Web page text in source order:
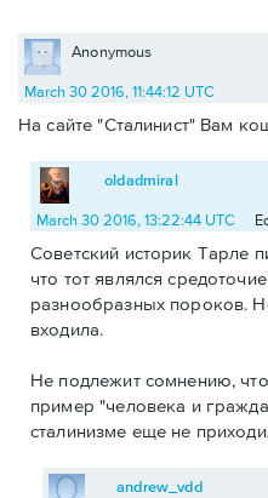
Anonymous
March 30 2016, 11:44:12 UTC
На сайте "Сталинист" Вам
oldadmiral
March 30 2016, 13:22:44 UTC
Советский историк Тарле
что тот являлся
разнообразных пороков.
входила.
Не подлежит сомнению,
пример "человека и
сталинизме еще не
andrew_vdd